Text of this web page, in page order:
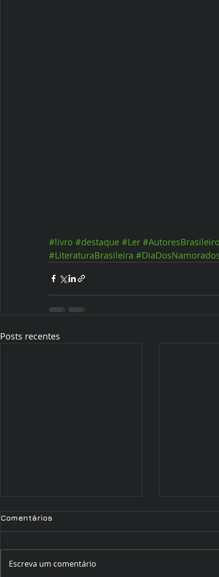
#livro #destaque #Ler
#LiteraturaBrasileira
Posts recentes
Comentários
Escreva um comentário